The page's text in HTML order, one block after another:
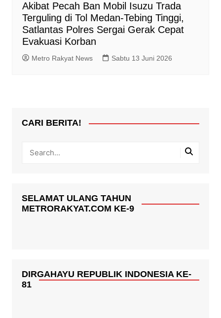
Akibat Pecah Ban Mobil Isuzu Trada
Terguling di Tol Medan-Tebing Tinggi,
Satlantas Polres Sergai Gerak Cepat
Evakuasi Korban
Metro Rakyat News Sabtu 13 Juni 2026
CARI BERITA!
SELAMAT ULANG TAHUN
METRORAKYAT.COM KE-9
DIRGAHAYU REPUBLIK INDONESIA KE-
81